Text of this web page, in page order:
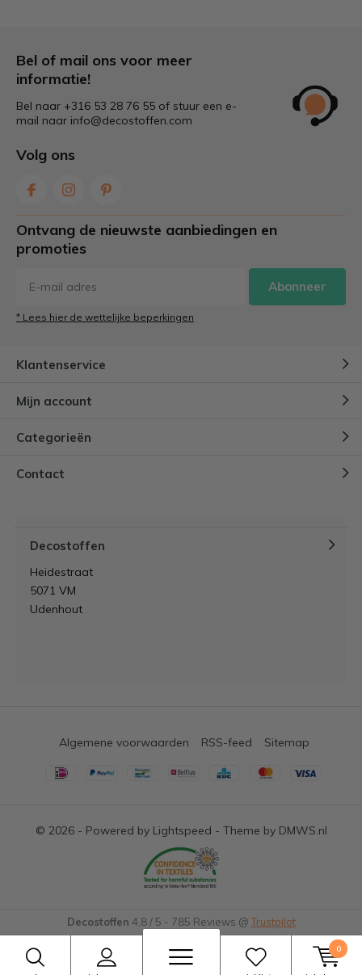
0
Bel of mail ons voor meer
informatie!
Bel naar +316 53 28 76 55 of stuur een e-
mail naar info@decostoffen.com
Volg ons
Ontvang de nieuwste aanbiedingen en
promoties
Abonneer
* Lees hier de wettelijke beperkingen
Klantenservice
Mijn account
Categorieën
Contact
Decostoffen
Heidestraat
5071 VM
Udenhout
© 2026 - Powered by Lightspeed - Theme by DMWS.nl
Algemene voorwaarden RSS-feed Sitemap
Decostoffen 4,8/ 5 - 785 Reviews @ Trustpilot